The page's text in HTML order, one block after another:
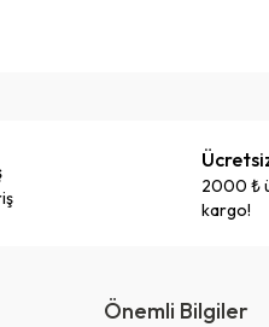
2000 ₺
kargo!
Önemli Bilgiler